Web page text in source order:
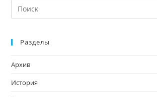
Разделы
Архив
История